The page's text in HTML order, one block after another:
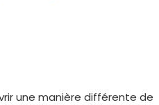
une manière différente de